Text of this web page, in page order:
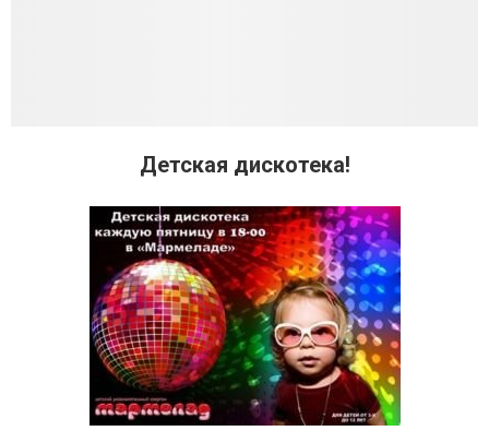
Детская дискотека!